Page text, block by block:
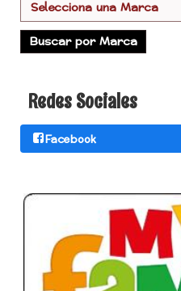
Redes Sociales
Facebook